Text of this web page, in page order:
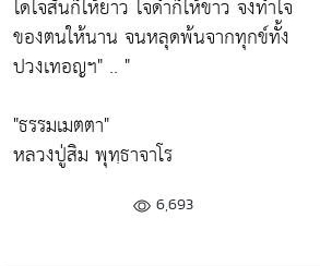
ใดใจสั้นก็ให้ยาว ใจดำก็ให้ขาว จงทำใจ
ของตนให้นาน จนหลุดพ้นจากทุกข์ทั้ง
ปวงเทอญฯ" .. "
"ธรรมเมตตา"
หลวงปู่สิม พุทฺธาจาโร
6,693